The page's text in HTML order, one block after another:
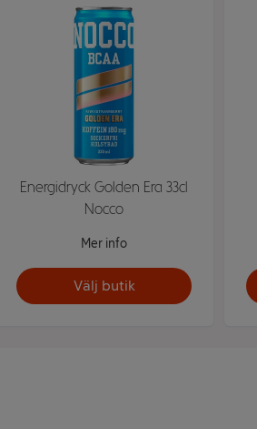
Energidryck Golden Era 33cl
Nocco
Mer info
Välj butik